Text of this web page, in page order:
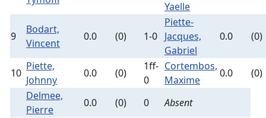
Yaelle
9
Bodart,
Vincent
0.0 (0) 1-0
Piette-
Jacques,
Gabriel
0.0 (0)
10
Piette,
Johnny
0.0 (0)
1ff-
0
Cortembos,
Maxime
0.0
(0)
Delmee,
Pierre
0.0 (0) 0
Absent